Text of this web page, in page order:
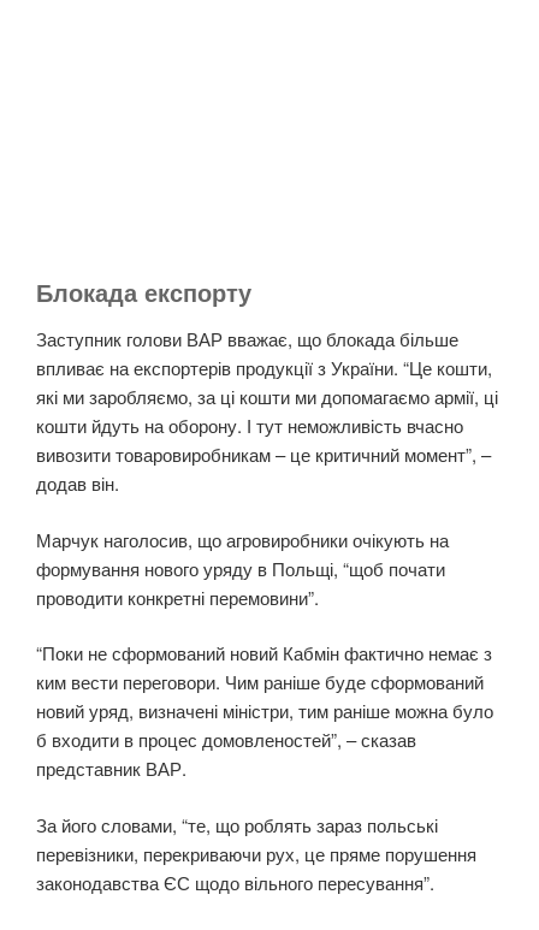
Блокада експорту
Заступник голови ВАР вважає, що блокада більше
впливає на експортерів продукції з України. “Це кошти,
які ми заробляємо, за ці кошти ми допомагаємо армії, ці
кошти йдуть на оборону. І тут неможливість вчасно
вивозити товаровиробникам – це критичний момент”, –
додав він.
Марчук наголосив, що агровиробники очікують на
формування нового уряду в Польщі, “щоб почати
проводити конкретні перемовини”.
“Поки не сформований новий Кабмін фактично немає з
ким вести переговори. Чим раніше буде сформований
новий уряд, визначені міністри, тим раніше можна було
б входити в процес домовленостей”, – сказав
представник ВАР.
За його словами, “те, що роблять зараз польські
перевізники, перекриваючи рух, це пряме порушення
законодавства ЄС щодо вільного пересування”.